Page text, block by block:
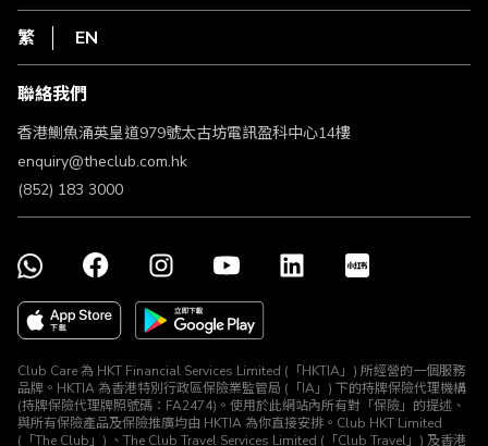
HKT
私隱聲明
使用條款
條款及細則
不歧視及不騷擾聲明
認可牌照及通告
繁 EN
聯絡我們
香港鰂魚涌英皇道979號太古坊電訊盈科中心14樓
enquiry@theclub.com.hk
(852) 183 3000
Club Care 為 HKT Financial Services Limited (「HKTIA」) 所經營的一個服務
品牌。HKTIA 為香港特別行政區保險業監管局 (「IA」) 下的持牌保險代理機構
(持牌保險代理牌照號碼：FA2474)。使用於此網站內所有對「保險」的提述、
與所有保險產品及保險推廣均由 HKTIA 為你直接安排。Club HKT Limited
(「The Club」) 、The Club Travel Services Limited (「Club Travel」) 及香港